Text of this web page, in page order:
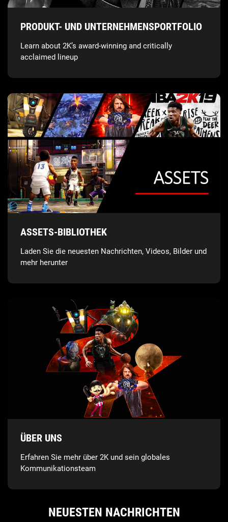
PRODUKT- UND UNTERNEHMENSPORTFOLIO
Learn about 2K’s award-winning and critically
acclaimed lineup
ASSETS-BIBLIOTHEK
Laden Sie die neuesten Nachrichten, Videos, Bilder und
mehr herunter
ÜBER UNS
Erfahren Sie mehr über 2K und sein globales
Kommunikationsteam
NEUESTEN NACHRICHTEN